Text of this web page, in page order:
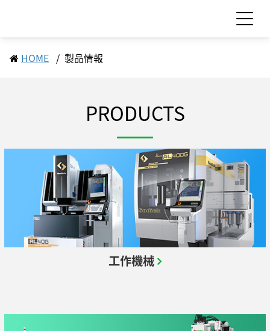
情報メディア
工作機械
産業機械
サプライ品
食品機械
モーション
LED
セラミックス
サポート・サービス情報 TOP
サポート情報一覧
サービス情報一覧
スクール・講習会
Sodick Connect
サステナビリティ
サステナビリティ TOP
トップメッセージ
サステナビリティへの取り組み
マテリアリティ（重要課題）
IR情報
IR情報 TOP
個人投資家の皆様へ
企業情報
お問い合わせ
HOME 製品情報
PRODUCTS
工作機械